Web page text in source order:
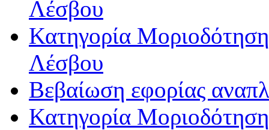
Λέσβου
Κατηγορία
Λέσβου
Βεβαίωση εφορίας
Κατηγορία